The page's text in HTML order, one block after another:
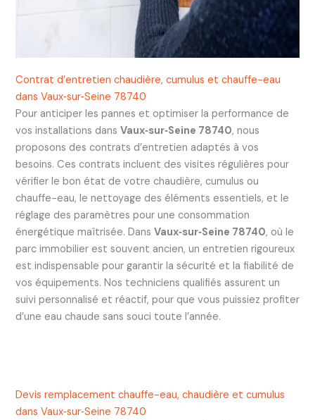
Contrat d’entretien chaudière, cumulus et chauffe-eau
dans Vaux‑sur‑Seine 78740
Pour anticiper les pannes et optimiser la performance de
vos installations dans Vaux‑sur‑Seine 78740, nous
proposons des contrats d’entretien adaptés à vos
besoins. Ces contrats incluent des visites régulières pour
vérifier le bon état de votre chaudière, cumulus ou
chauffe-eau, le nettoyage des éléments essentiels, et le
réglage des paramètres pour une consommation
énergétique maîtrisée. Dans Vaux‑sur‑Seine 78740, où le
parc immobilier est souvent ancien, un entretien rigoureux
est indispensable pour garantir la sécurité et la fiabilité de
vos équipements. Nos techniciens qualifiés assurent un
suivi personnalisé et réactif, pour que vous puissiez profiter
d’une eau chaude sans souci toute l’année.
Devis remplacement chauffe-eau, chaudière et cumulus
dans Vaux‑sur‑Seine 78740